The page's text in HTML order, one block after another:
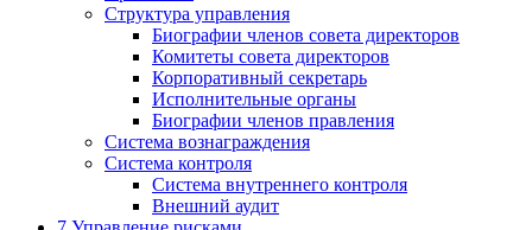
Структура управления
Биографии членов совета директоров
Комитеты совета директоров
Корпоративный секретарь
Исполнительные органы
Биографии членов правления
Система вознаграждения
Система контроля
Система внутреннего контроля
Внешний аудит